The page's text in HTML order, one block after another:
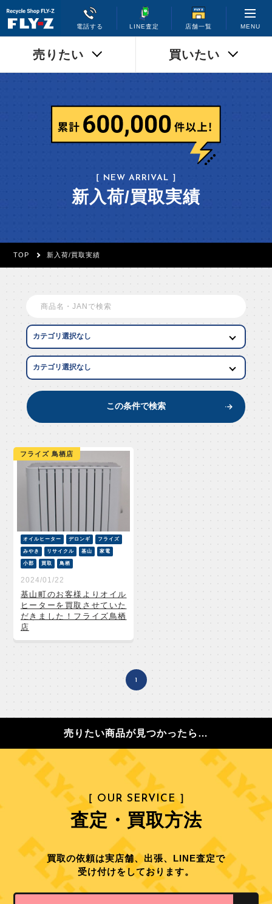
電話する LINE査定 店舗一覧 MENU
売りたい 買いたい
［ NEW ARRIVAL ］
新入荷/買取実績
TOP 新入荷/買取実績
この条件で検索
フライズ 鳥栖店
オイルヒーター デロンギ フライズ
みやき リサイクル 基山 家電
小郡 買取 鳥栖
2024/01/22
基山町のお客様よりオイル
ヒーターを買取させていた
だきました！フライズ鳥栖
店
1
売りたい商品が見つかったら…
［ OUR SERVICE ］
査定・買取方法
買取の依頼は実店舗、出張、LINE査定で
受け付けをしております。